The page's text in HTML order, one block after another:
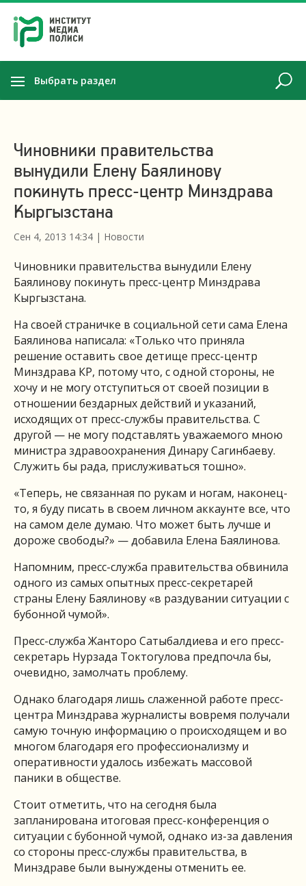
Выбрать раздел
Чиновники правительства
вынудили Елену Баялинову
покинуть пресс-центр Минздрава
Кыргызстана
Сен 4, 2013 14:34 | Новости
Чиновники правительства вынудили Елену
Баялинову покинуть пресс-центр Минздрава
Кыргызстана.
На своей страничке в социальной сети сама Елена
Баялинова написала: «Только что приняла
решение оставить свое детище пресс-центр
Минздрава КР, потому что, с одной стороны, не
хочу и не могу отступиться от своей позиции в
отношении бездарных действий и указаний,
исходящих от пресс-службы правительства. С
другой — не могу подставлять уважаемого мною
министра здравоохранения Динару Сагинбаеву.
Служить бы рада, прислуживаться тошно».
«Теперь, не связанная по рукам и ногам, наконец-
то, я буду писать в своем личном аккаунте все, что
на самом деле думаю. Что может быть лучше и
дороже свободы?» — добавила Елена Баялинова.
Напомним, пресс-служба правительства обвинила
одного из самых опытных пресс-секретарей
страны Елену Баялинову «в раздувании ситуации с
бубонной чумой».
Пресс-служба Жанторо Сатыбалдиева и его пресс-
секретарь Нурзада Токтогулова предпочла бы,
очевидно, замолчать проблему.
Однако благодаря лишь слаженной работе пресс-
центра Минздрава журналисты вовремя получали
самую точную информацию о происходящем и во
многом благодаря его профессионализму и
оперативности удалось избежать массовой
паники в обществе.
Стоит отметить, что на сегодня была
запланирована итоговая пресс-конференция о
ситуации с бубонной чумой, однако из-за давления
со стороны пресс-службы правительства, в
Минздраве были вынуждены отменить ее.